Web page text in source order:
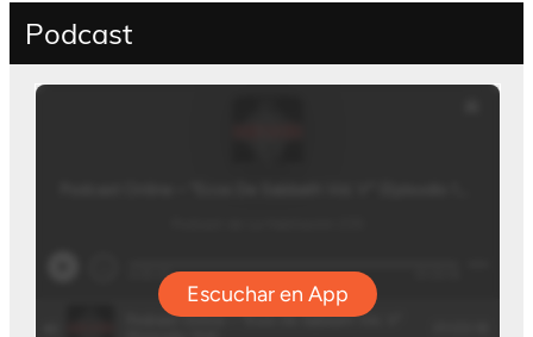
Podcast